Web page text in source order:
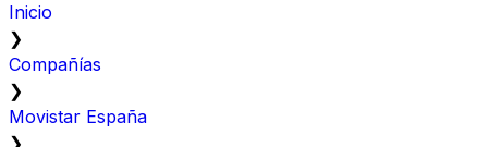
Inicio
❯
Compañías
❯
Movistar España